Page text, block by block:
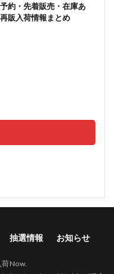
約・先着販売・在庫あ
販入荷情報まとめ
抽選情報 お知らせ
Now.